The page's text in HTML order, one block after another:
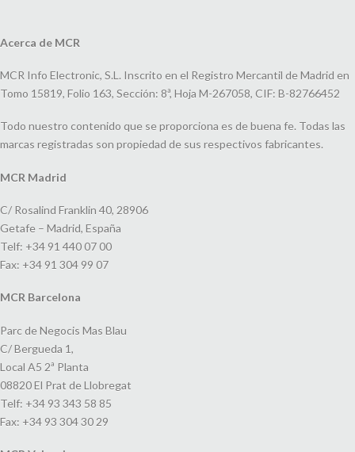
Acerca de MCR
MCR Info Electronic, S.L. Inscrito en el Registro Mercantil de Madrid en
Tomo 15819, Folio 163, Sección: 8ª, Hoja M-267058, CIF: B-82766452
Todo nuestro contenido que se proporciona es de buena fe. Todas las
marcas registradas son propiedad de sus respectivos fabricantes.
MCR Madrid
C/ Rosalind Franklin 40, 28906
Getafe – Madrid, España
Telf: +34 91 440 07 00
Fax: +34 91 304 99 07
MCR Barcelona
Parc de Negocis Mas Blau
C/ Bergueda 1,
Local A5 2ª Planta
08820 El Prat de Llobregat
Telf: +34 93 343 58 85
Fax: +34 93 304 30 29